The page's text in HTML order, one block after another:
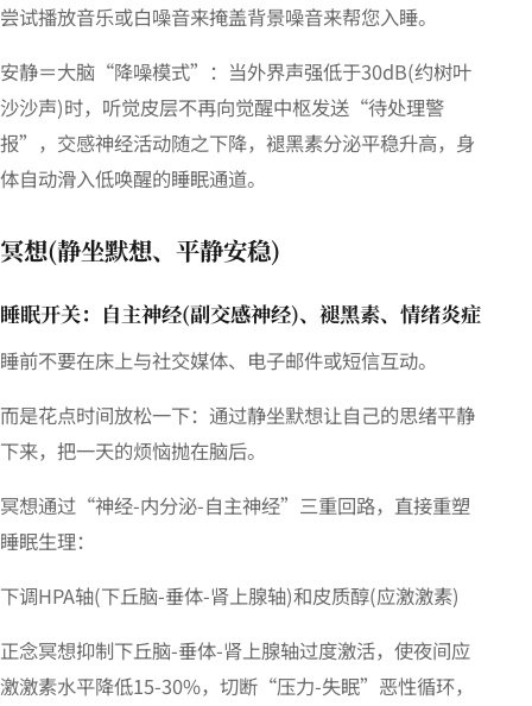
尝试播放音乐或白噪音来掩盖背景噪音来帮您入睡。
安静＝大脑“降噪模式”：当外界声强低于30dB(约树叶
沙沙声)时，听觉皮层不再向觉醒中枢发送“待处理警
报”，交感神经活动随之下降，褪黑素分泌平稳升高，身
体自动滑入低唤醒的睡眠通道。
冥想(静坐默想、平静安稳)
睡眠开关：自主神经(副交感神经)、褪黑素、情绪炎症
睡前不要在床上与社交媒体、电子邮件或短信互动。
而是花点时间放松一下：通过静坐默想让自己的思绪平静
下来，把一天的烦恼抛在脑后。
冥想通过“神经-内分泌-自主神经”三重回路，直接重塑
睡眠生理：
下调HPA轴(下丘脑-垂体-肾上腺轴)和皮质醇(应激激素)
正念冥想抑制下丘脑-垂体-肾上腺轴过度激活，使夜间应
激激素水平降低15-30%，切断“压力-失眠”恶性循环，